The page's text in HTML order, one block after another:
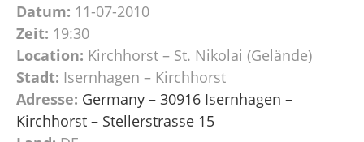
Datum: 11-07-2010
Zeit: 19:30
Location: Kirchhorst – St. Nikolai (Gelände)
Stadt: Isernhagen – Kirchhorst
Adresse: Germany – 30916 Isernhagen –
Kirchhorst – Stellerstrasse 15